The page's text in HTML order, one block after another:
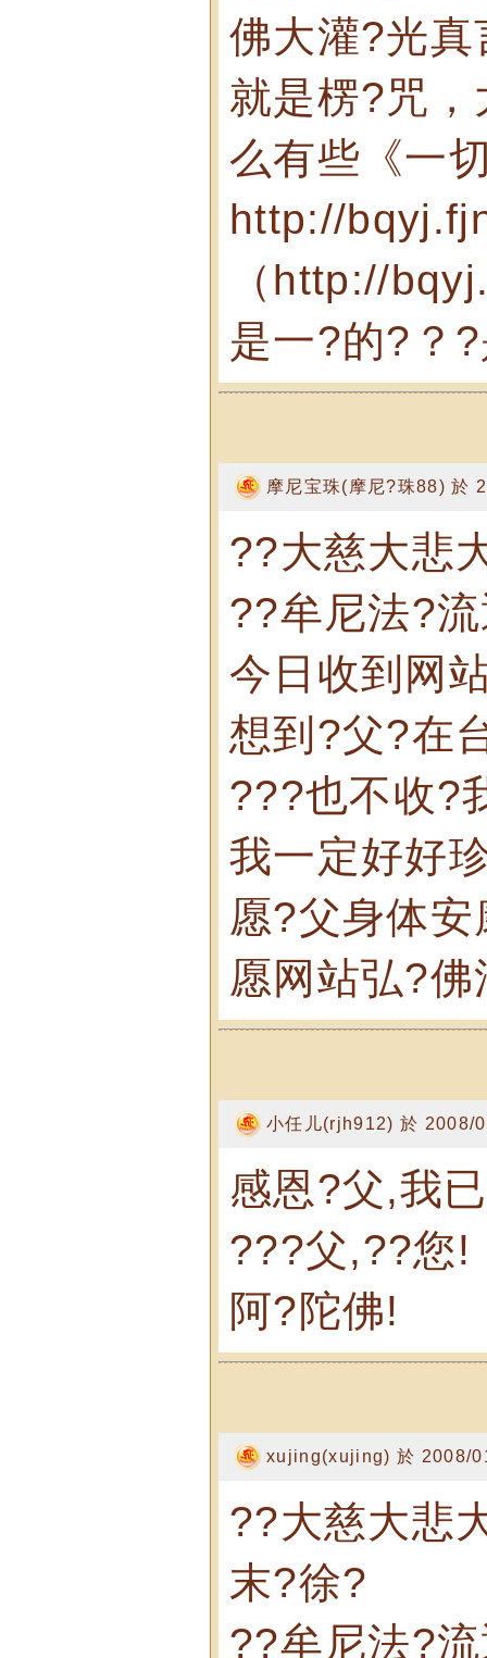
佛大灌?光
就是楞?咒
么有些《一
http://
（http://
是一?的?？
摩尼宝珠(摩尼?珠88) 於
??大慈大悲
??牟尼法?
今日收到网
想到?父?在
???也不收?
我一定好好
愿?父身体
愿网站弘?
小任儿(rjh912) 於 2008/
感恩?父,我
???父,??您!
阿?陀佛!
xujing(xujing) 於 2008/
??大慈大悲
末?徐?
??牟尼法?